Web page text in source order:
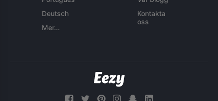
Deutsch
Mer...
Kontakta
oss